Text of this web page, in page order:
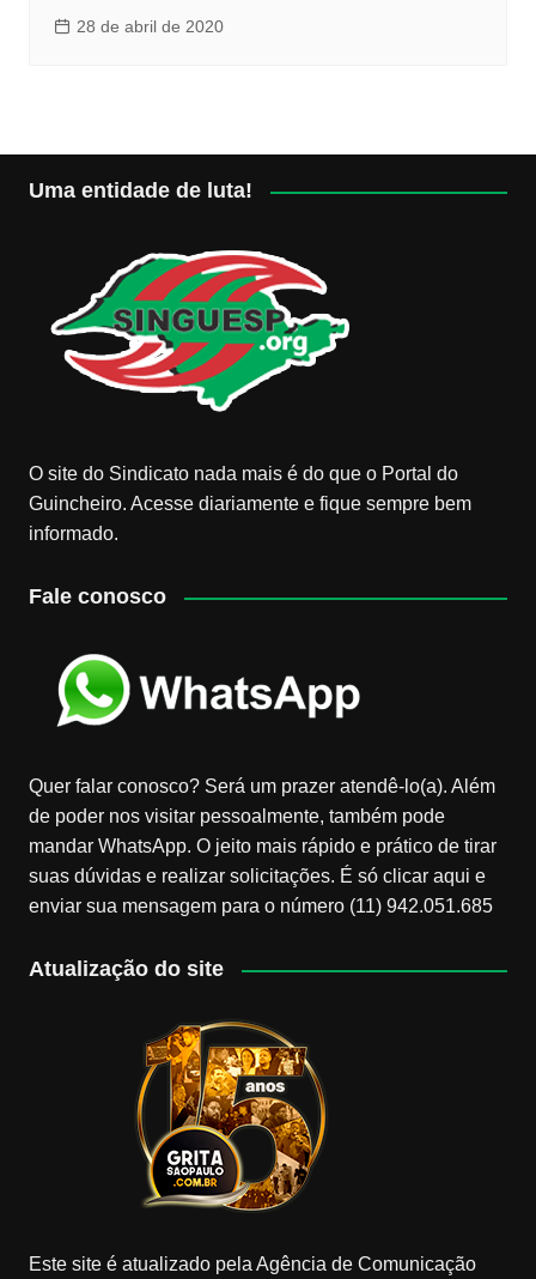
28 de abril de 2020
Uma entidade de luta!
O site do Sindicato nada mais é do que o Portal do
Guincheiro. Acesse diariamente e fique sempre bem
informado.
Fale conosco
Quer falar conosco? Será um prazer atendê-lo(a). Além
de poder nos visitar pessoalmente, também pode
mandar WhatsApp. O jeito mais rápido e prático de tirar
suas dúvidas e realizar solicitações. É só clicar aqui e
enviar sua mensagem para o número (11) 942.051.685
Atualização do site
Este site é atualizado pela Agência de Comunicação